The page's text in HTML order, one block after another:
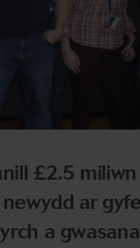
£2.5
ar
a